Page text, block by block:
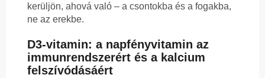
kerüljön, ahová való – a csontokba és a fogakba,
ne az erekbe.
D3-vitamin: a napfényvitamin az
immunrendszerért és a kalcium
felszívódásáért